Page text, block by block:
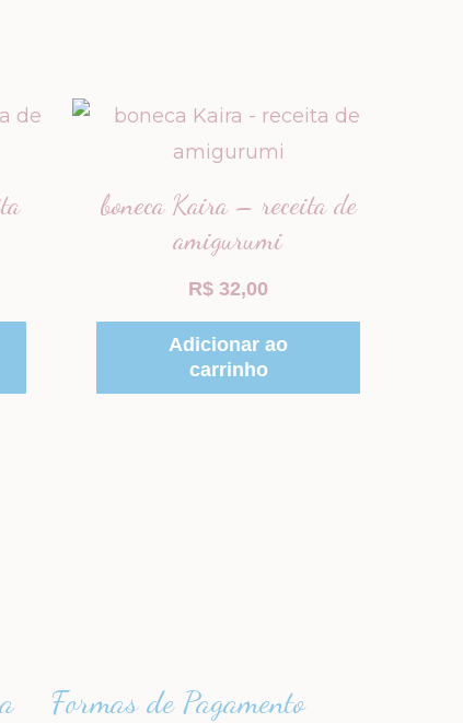
boneca Kaira – receita de
amigurumi
R$ 32,00
Adicionar ao
carrinho
Formas de Pagamento